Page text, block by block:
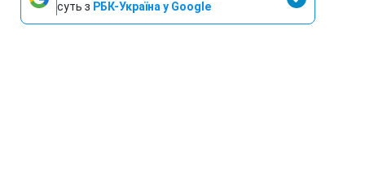
суть з РБК-Україна у Google